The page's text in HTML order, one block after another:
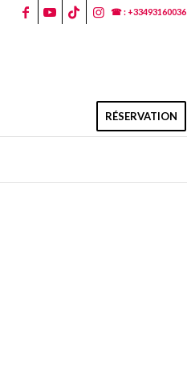
☎ : +33493160036
RÉSERVATION